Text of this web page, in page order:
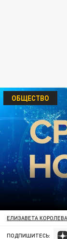
ОБЩЕСТВО
ЕЛИЗАВЕТА КОРОЛЕВА
ПОДПИШИТЕСЬ: